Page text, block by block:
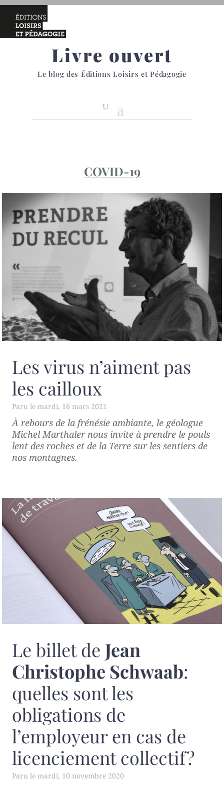
Livre ouvert
Le blog des Éditions Loisirs et Pédagogie
COVID-19
Les virus n’aiment pas
les cailloux
mardi, 16 mars 2021
À rebours de la frénésie ambiante, le géologue
Michel Marthaler nous invite à prendre le pouls
lent des roches et de la Terre sur les sentiers de
nos montagnes.
Le billet de Jean
Christophe Schwaab:
quelles sont les
obligations de
l’employeur en cas de
licenciement collectif?
mardi, 10 novembre 2020